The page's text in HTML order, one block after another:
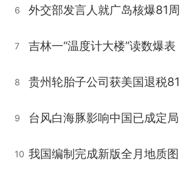
6
7 吉林一“温度计大楼”读数爆表
8
9 台风白海豚影响中国已成定局
10 我国编制完成新版全月地质图